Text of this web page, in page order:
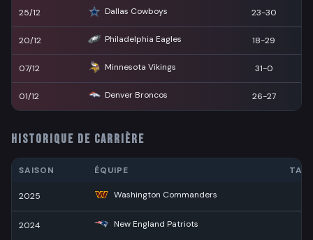
25/12 Dallas Cowboys 23-30
20/12 Philadelphia Eagles 18-29
07/12 Minnesota Vikings 31-0
01/12 Denver Broncos 26-27
HISTORIQUE DE CARRIÈRE
SAISON ÉQUIPE
2025 Washington Commanders
2024 New England Patriots